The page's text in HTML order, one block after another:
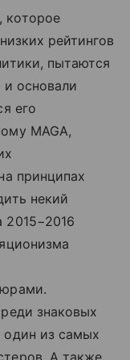
которое
рейтингов
пытаются
и основали
его
MAGA,
принципах
некий
2015−2016
знаковых
из самых